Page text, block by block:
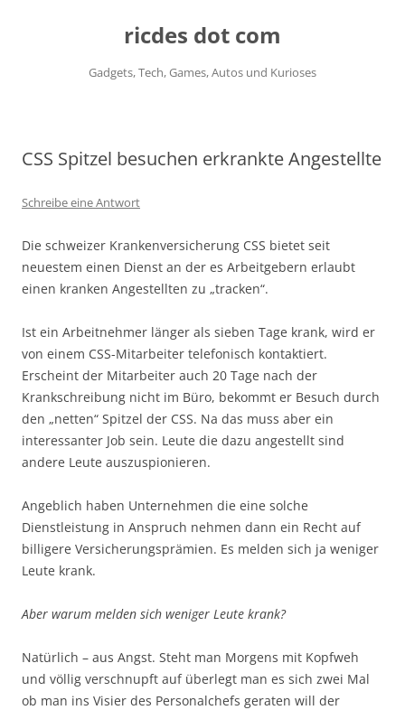
ricdes dot com
Gadgets, Tech, Games, Autos und Kurioses
CSS Spitzel besuchen erkrankte Angestellte
Schreibe eine Antwort
Die schweizer Krankenversicherung CSS bietet seit
neuestem einen Dienst an der es Arbeitgebern erlaubt
einen kranken Angestellten zu „tracken“.
Ist ein Arbeitnehmer länger als sieben Tage krank, wird er
von einem CSS-Mitarbeiter telefonisch kontaktiert.
Erscheint der Mitarbeiter auch 20 Tage nach der
Krankschreibung nicht im Büro, bekommt er Besuch durch
den „netten“ Spitzel der CSS. Na das muss aber ein
interessanter Job sein. Leute die dazu angestellt sind
andere Leute auszuspionieren.
Angeblich haben Unternehmen die eine solche
Dienstleistung in Anspruch nehmen dann ein Recht auf
billigere Versicherungsprämien. Es melden sich ja weniger
Leute krank.
Aber warum melden sich weniger Leute krank?
Natürlich – aus Angst. Steht man Morgens mit Kopfweh
und völlig verschnupft auf überlegt man es sich zwei Mal
ob man ins Visier des Personalchefs geraten will der